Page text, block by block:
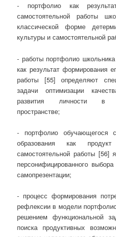
- портфолио как
самостоятельной работы
классической форме
культуры и самостоятельной
- работы портфолио
как результат формирования
работы [55] определяют
задачи оптимизации
развития личности в
пространстве;
- портфолио обучающегося
образования как
самостоятельной работы [56]
персонифицированного
самопрезентации;
- процесс формирования
рефлексии в модели
решением функциональной
поиска продуктивных